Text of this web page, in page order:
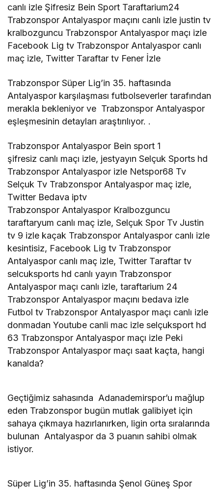
canlı izle Şifresiz Bein Sport Taraftarium24
Trabzonspor Antalyaspor maçını canlı izle justin tv
kralbozguncu Trabzonspor Antalyaspor maçı izle
Facebook Lig tv Trabzonspor Antalyaspor canlı
maç izle, Twitter Taraftar tv Fener İzle
Trabzonspor Süper Lig’in 35. haftasında
Antalyaspor karşılaşması futbolseverler tarafından
merakla bekleniyor ve Trabzonspor Antalyaspor
eşleşmesinin detayları araştırılıyor. .
Trabzonspor Antalyaspor Bein sport 1
şifresiz canlı maçı izle, jestyayın Selçuk Sports hd
Trabzonspor Antalyaspor izle Netspor68 Tv
Selçuk Tv Trabzonspor Antalyaspor maç izle,
Twitter Bedava iptv
Trabzonspor Antalyaspor Kralbozguncu
taraftaryum canlı maç izle, Selçuk Spor Tv Justin
tv 9 izle kaçak Trabzonspor Antalyaspor canlı izle
kesintisiz, Facebook Lig tv Trabzonspor
Antalyaspor canlı maç izle, Twitter Taraftar tv
selcuksports hd canlı yayın Trabzonspor
Antalyaspor maçı canlı izle, taraftarium 24
Trabzonspor Antalyaspor maçını bedava izle
Futbol tv Trabzonspor Antalyaspor maçı canlı izle
donmadan Youtube canli mac izle selçuksport hd
63 Trabzonspor Antalyaspor maçı izle Peki
Trabzonspor Antalyaspor maçı saat kaçta, hangi
kanalda?
Geçtiğimiz sahasında Adanademirspor’u mağlup
eden Trabzonspor bugün mutlak galibiyet için
sahaya çıkmaya hazırlanırken, ligin orta sıralarında
bulunan Antalyaspor da 3 puanın sahibi olmak
istiyor.
Süper Lig’in 35. haftasında Şenol Güneş Spor